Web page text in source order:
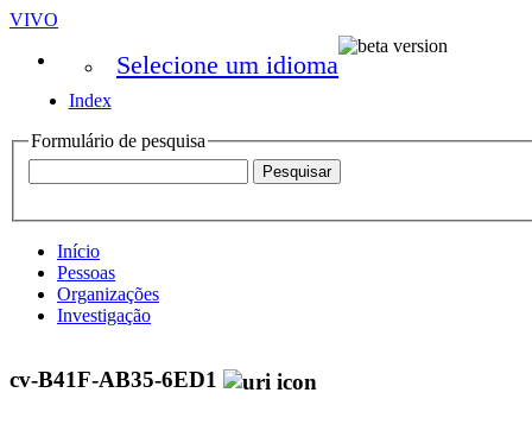
VIVO
Selecione um idioma
Index
Formulário de pesquisa
Início
Pessoas
Organizações
Investigação
cv-B41F-AB35-6ED1